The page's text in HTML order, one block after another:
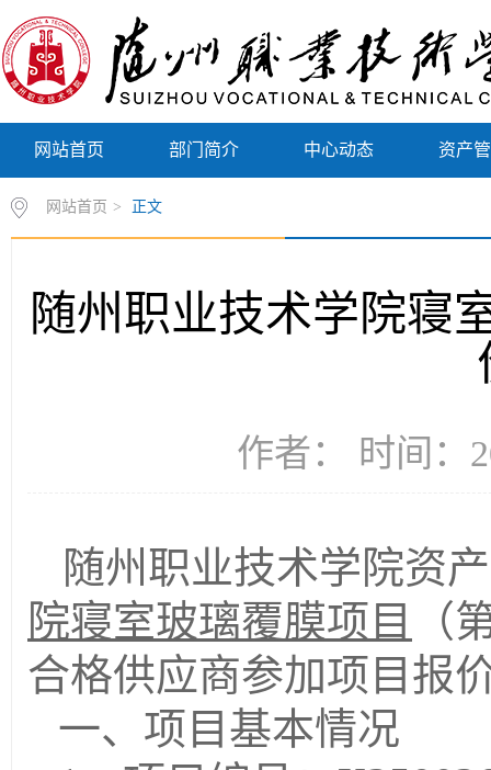
网站首页 部门简介 中心动态 资产
网站首页 > 正文
随州职业技术学院寝
作者： 时间：
随州职业技术学院资
院寝室玻璃覆膜项目
（
合格供应商参加项目报
一、项目基本情况